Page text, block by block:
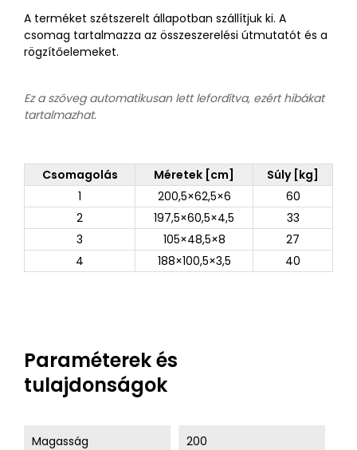
A terméket szétszerelt állapotban szállítjuk ki. A
csomag tartalmazza az összeszerelési útmutatót és a
rögzítőelemeket.
Ez a szöveg automatikusan lett lefordítva, ezért hibákat
tartalmazhat.
Csomagolás Méretek [cm]
Súly [kg]
1
200,5×62,5×6
60
2
197,5×60,5×4,5
33
3
105×48,5×8
27
4
188×100,5×3,5 40
Paraméterek és
tulajdonságok
Magasság 200